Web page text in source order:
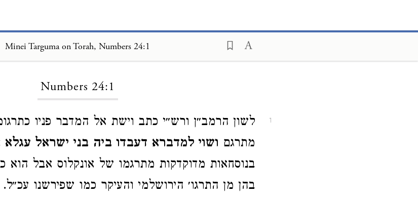
Minei Targuma on Torah, Numbers 24:1
Numbers 24:1
1
לשון הרמב״ן ורש״י כתב וישת אל המדבר פניו
מתרגם ושוי למדברא דעבדו ביה בני ישראל עגלא
בנוסחאות מדוקדקות מתרגמו של אונקלוס אבל הוא
בהן מן התרגו׳ הירושלמי והעיקר כמו שפירשנו עכ״ל.